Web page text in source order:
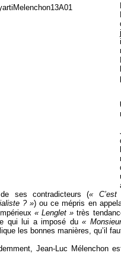
ses contradicteurs («
? ») ou ce mépris en
« Lenglet » très
qui lui a imposé du«
les bonnes manières, qu’il
Jean-Luc Mélenchon